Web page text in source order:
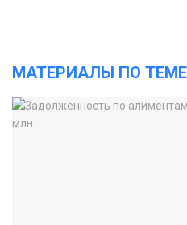
МАТЕРИАЛЫ ПО